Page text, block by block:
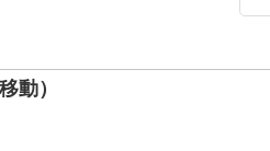
動）